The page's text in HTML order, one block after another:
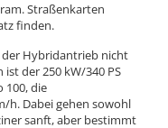
Straßenkarten
finden.
der Hybridantrieb nicht
der 250 kW/340 PS
100, die
h. Dabei gehen sowohl
sanft, aber bestimmt